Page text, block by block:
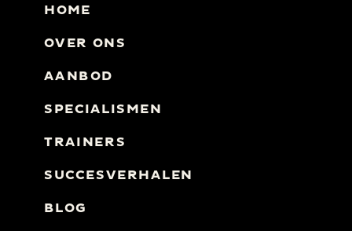
BLOG
SUCCESVERHALEN
TRAINERS
SPECIALISMEN
AANBOD
OVER ONS
HOME